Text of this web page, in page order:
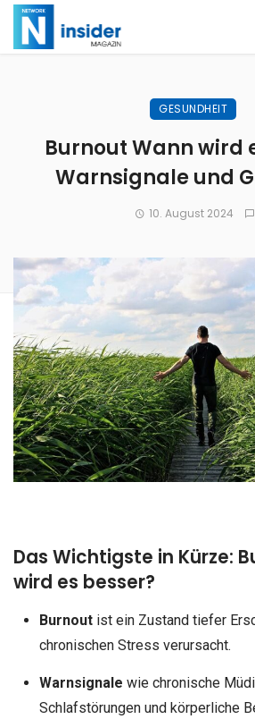
GESUNDHEIT
Burnout Wann wird
Warnsignale und
10. August 2024
Das Wichtigste in Kürze:
wird es besser?
Burnoutist ein Zustand tiefer
chronischen Stress verursacht.
Warnsignale wie chronische
Schlafstörungen und körperliche